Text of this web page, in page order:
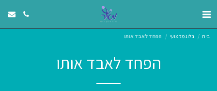
בית בלוג מקצועי הפחד לאבד אותו
הפחד לאבד אותו